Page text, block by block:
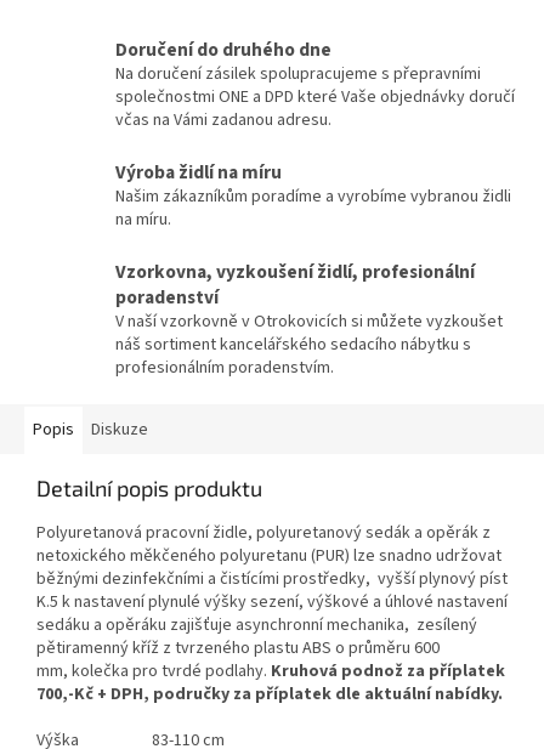
Doručení do druhého dne
Na doručení zásilek spolupracujeme s přepravními
společnostmi ONE a DPD které Vaše objednávky doručí
včas na Vámi zadanou adresu.
Výroba židlí na míru
Našim zákazníkům poradíme a vyrobíme vybranou židli
na míru.
Vzorkovna, vyzkoušení židlí, profesionální
poradenství
V naší vzorkovně v Otrokovicích si můžete vyzkoušet
náš sortiment kancelářského sedacího nábytku s
profesionálním poradenstvím.
Popis Diskuze
Detailní popis produktu
Polyuretanová pracovní židle, polyuretanový sedák a opěrák z
netoxického měkčeného polyuretanu (PUR) lze snadno udržovat
běžnými dezinfekčními a čistícími prostředky, vyšší plynový píst
K.5 k nastavení plynulé výšky sezení, výškové a úhlové nastavení
sedáku a opěráku zajišťuje asynchronní mechanika, zesílený
pětiramenný kříž z tvrzeného plastu ABS o průměru 600
mm, kolečka pro tvrdé podlahy. Kruhová podnož za příplatek
700,-Kč + DPH, područky za příplatek dle aktuální nabídky.
Výška
83-110 cm